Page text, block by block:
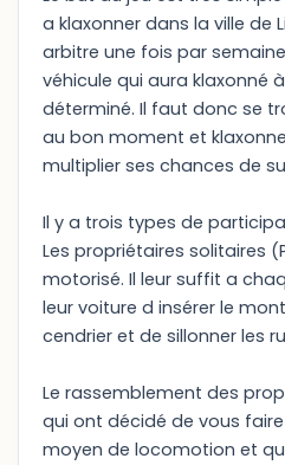
a klaxonner dans la ville de
arbitre une fois par
véhicule qui aura klaxonné
déterminé. Il faut donc se
au bon moment et
multiplier ses chances de
Il y a trois types de
Les propriétaires solitaires
motorisé. Il leur suffit a
leur voiture d insérer le
cendrier et de sillonner les
Le rassemblement des
qui ont décidé de vous
moyen de locomotion et